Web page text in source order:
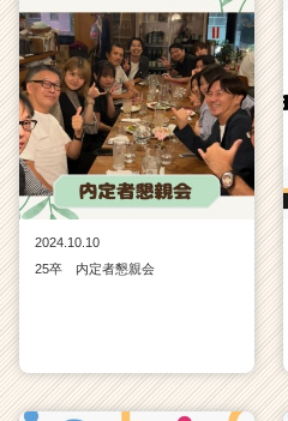
2024.10.10
25卒 内定者懇親会